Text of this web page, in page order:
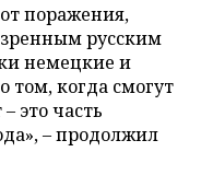
поражения,
русским
немецкие и
том, когда смогут
это часть
– продолжил